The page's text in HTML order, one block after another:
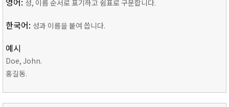
성, 이름 순서로 표기하고 쉼표로 구분합니다.
한국어: 성과 이름을 붙여 씁니다.
예시
Doe, John.
홍길동.